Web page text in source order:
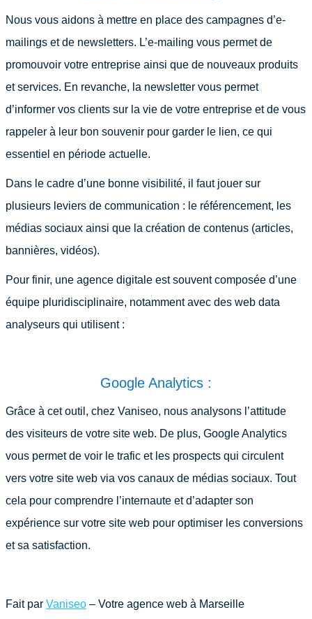
Nous vous aidons à mettre en place des campagnes d’e-
mailings et de newsletters. L’e-mailing vous permet de
promouvoir votre entreprise ainsi que de nouveaux produits
et services. En revanche, la newsletter vous permet
d’informer vos clients sur la vie de votre entreprise et de vous
rappeler à leur bon souvenir pour garder le lien, ce qui
essentiel en période actuelle.
Dans le cadre d’une bonne visibilité, il faut jouer sur
plusieurs leviers de communication : le référencement, les
médias sociaux ainsi que la création de contenus (articles,
bannières, vidéos).
Pour finir, une agence digitale est souvent composée d’une
équipe pluridisciplinaire, notamment avec des web data
analyseurs qui utilisent :
Google Analytics :
Grâce à cet outil, chez Vaniseo, nous analysons l’attitude
des visiteurs de votre site web. De plus, Google Analytics
vous permet de voir le trafic et les prospects qui circulent
vers votre site web via vos canaux de médias sociaux. Tout
cela pour comprendre l’internaute et d’adapter son
expérience sur votre site web pour optimiser les conversions
et sa satisfaction.
Fait par Vaniseo – Votre agence web à Marseille